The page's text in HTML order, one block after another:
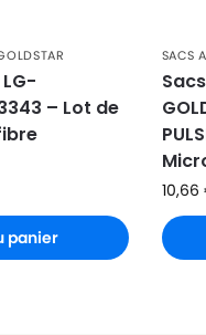
GOLDSTAR REY (Série)
GOLDSTAR SER 4570
LG-GOLDSTAR SUPER PJG
GOLDSTAR T 2750
– Lot de
panier
SACS
10,66